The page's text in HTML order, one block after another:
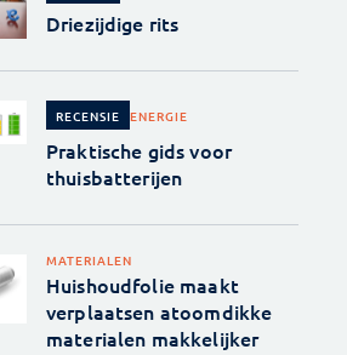
Driezijdige rits
RECENSIE ENERGIE
Praktische gids voor
thuisbatterijen
MATERIALEN
Huishoudfolie maakt
verplaatsen atoomdikke
materialen makkelijker